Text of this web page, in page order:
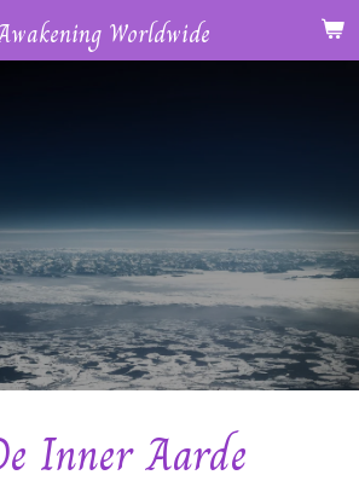
Worldwide
Inner Aarde